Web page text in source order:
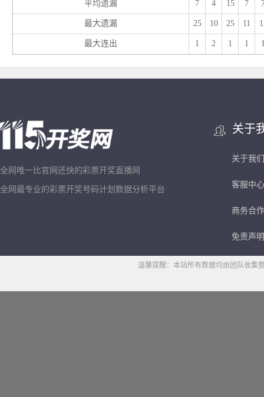
平均遗漏 7 4 15 7
最大遗漏 25 10 25 11
最大连出 1 2 1 1
全网唯一比官网还快的彩票开奖直播网
全网最专业的彩票开奖号码计划数据分析平台
关于
关于我们
客服中心
商务合作
免责声明
温馨提醒：本站所有数据均由团队收集